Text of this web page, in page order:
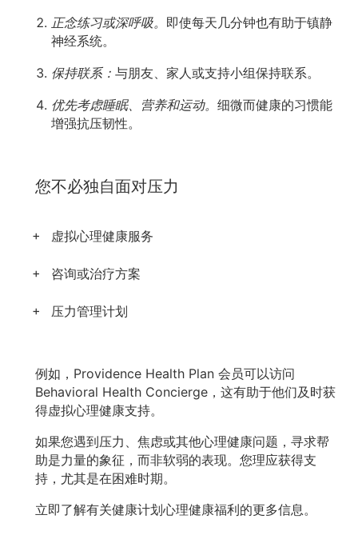
正念练习或深呼吸。 即使每天几分钟也有助于镇静
神经系统。
保持联系： 与朋友、家人或支持小组保持联系。
优先考虑睡眠、营养和运动。 细微而健康的习惯能
增强抗压韧性。
您不必独自面对压力
虚拟心理健康服务
咨询或治疗方案
压力管理计划
例如，Providence Health Plan 会员可以访问
Behavioral Health Concierge，这有助于他们及时获
得虚拟心理健康支持。
如果您遇到压力、焦虑或其他心理健康问题，寻求帮
助是力量的象征，而非软弱的表现。您理应获得支
持，尤其是在困难时期。
立即了解有关健康计划心理健康福利的更多信息。